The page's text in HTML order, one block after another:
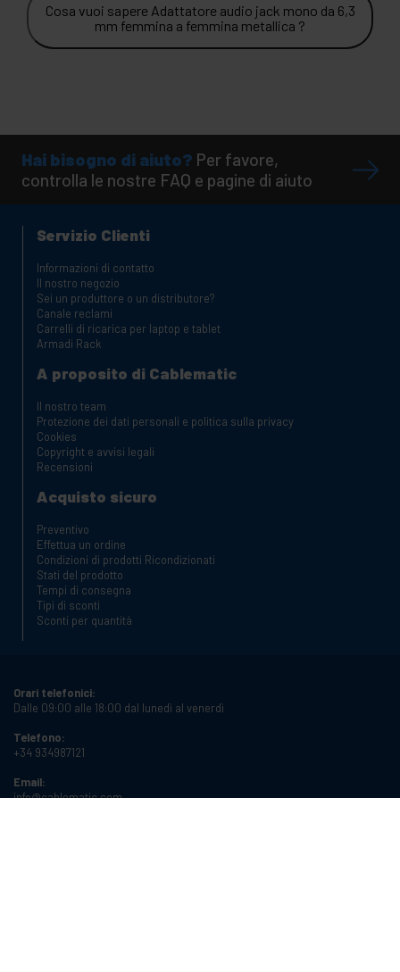
Cosa vuoi sapere Adattatore audio jack mono da 6,3
mm femmina a femmina metallica ?
Hai bisogno di aiuto? Per favore,
controlla le nostre FAQ e pagine di aiuto
Servizio Clienti
Informazioni di contatto
Il nostro negozio
Sei un produttore o un distributore?
Canale reclami
Carrelli di ricarica per laptop e tablet
Armadi Rack
A proposito di Cablematic
Il nostro team
Protezione dei dati personali e politica sulla privacy
Cookies
Copyright e avvisi legali
Recensioni
Acquisto sicuro
Preventivo
Effettua un ordine
Condizioni di prodotti Ricondizionati
Stati del prodotto
Tempi di consegna
Tipi di sconti
Sconti per quantità
Orari telefonici:
Dalle 09:00 alle 18:00 dal lunedì al venerdì
Telefono:
+34 934987121
Email:
info@cablematic.com